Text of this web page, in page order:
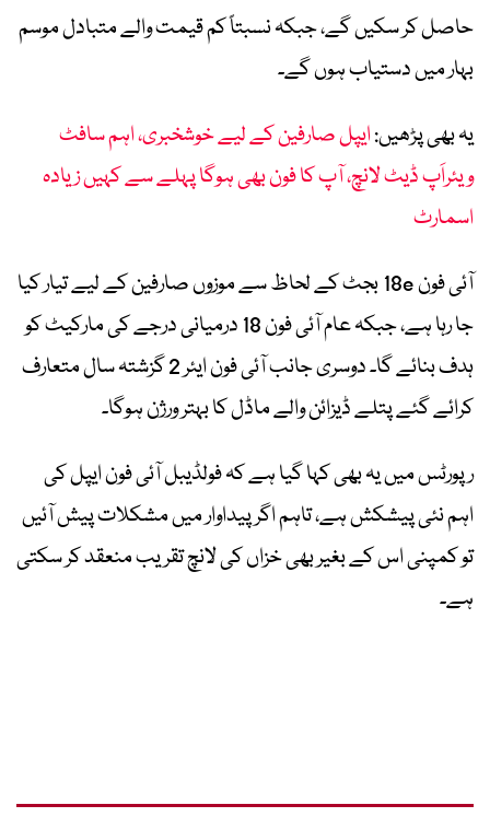
حاصل کر سکیں گے، جبکہ نسبتاً کم قیمت والے متبادل موسم
بہار میں دستیاب ہوں گے۔
یہ بھی پڑھیں:ایپل صارفین کے لیے خوشخبری، اہم سافٹ
ویئراَپ ڈیٹ لانچ، آپ کا فون بھی ہوگا پہلے سے کہیں زیادہ
اسمارٹ
آئی فون 18e بجٹ کے لحاظ سے موزوں صارفین کے لیے تیار کیا
جا رہا ہے، جبکہ عام آئی فون 18 درمیانی درجے کی مارکیٹ کو
ہدف بنائے گا۔ دوسری جانب آئی فون ایئر 2 گزشتہ سال متعارف
کرائے گئے پتلے ڈیزائن والے ماڈل کا بہتر ورژن ہوگا۔
رپورٹس میں یہ بھی کہا گیا ہے کہ فولڈیبل آئی فون ایپل کی
اہم نئی پیشکش ہے، تاہم اگر پیداوار میں مشکلات پیش آئیں
تو کمپنی اس کے بغیر بھی خزاں کی لانچ تقریب منعقد کر سکتی
ہے۔